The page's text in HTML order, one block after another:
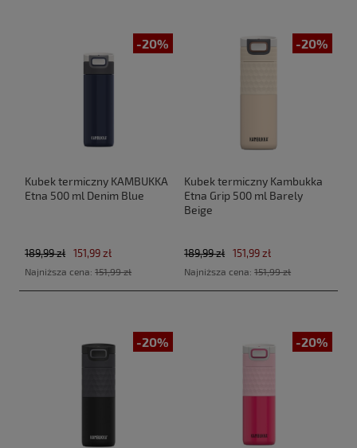
-20%
Kubek termiczny KAMBUKKA
Etna 500 ml Denim Blue
151,99 zł
189,99 zł
Najniższa cena:151,99 zł
-20%
Kubek termiczny Kambukka
Etna Grip 500 ml Barely
Beige
151,99 zł
189,99 zł
Najniższa cena:151,99 zł
-20% -20%